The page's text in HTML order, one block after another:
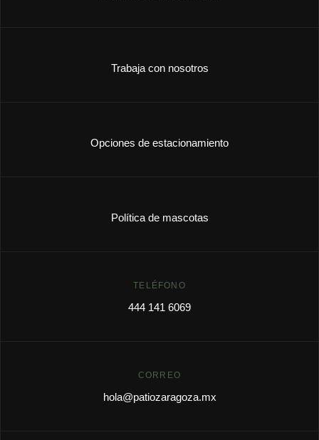
Trabaja con nosotros
Opciones de estacionamiento
Política de mascotas
TELÉFONO
444 141 6069
CORREO
hola@patiozaragoza.mx